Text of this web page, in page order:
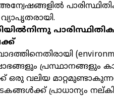
പ്രസ്ഥാനങ്ങളും
ഒരു വലിയ
പ്രാധാന്യം